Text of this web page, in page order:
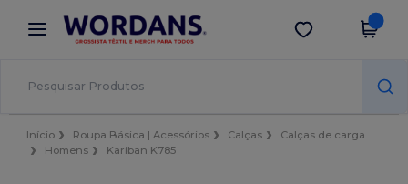
× App Wordans
Melhores preços na app!
Obter app
Início Roupa Básica | Acessórios Calças
Calças de carga
Homens
Kariban K785